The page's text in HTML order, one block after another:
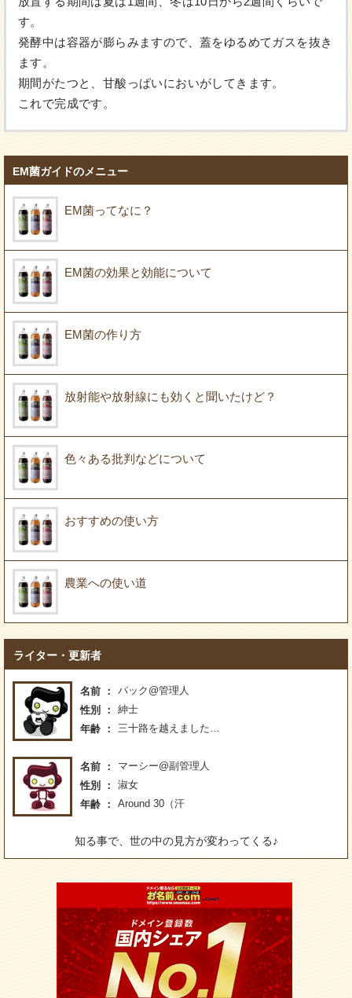
す。
発酵中は容器が膨らみますので、蓋をゆるめてガスを抜き
ます。
期間がたつと、甘酸っぱいにおいがしてきます。
これで完成です。
EM菌ガイドのメニュー
EM菌ってなに？
EM菌の効果と効能について
EM菌の作り方
放射能や放射線にも効くと聞いたけど？
色々ある批判などについて
おすすめの使い方
農業への使い道
ライター・更新者
名前
パック@管理人
性別
紳士
年齢
三十路を越えました…
名前
マーシー@副管理人
性別
淑女
年齢
Around 30（汗
知る事で、世の中の見方が変わってくる♪